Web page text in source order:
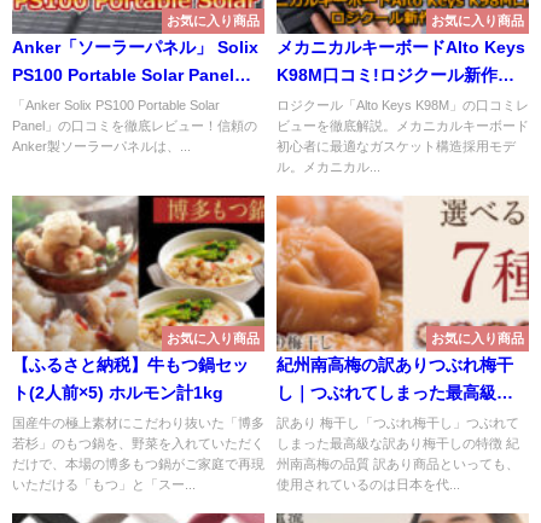
お気に入り商品
Anker「ソーラーパネル」 Solix
PS100 Portable Solar Panelレ
ビュー！
「Anker Solix PS100 Portable Solar
Panel」の口コミを徹底レビュー！信頼の
Anker製ソーラーパネルは、...
お気に入り商品
メカニカルキーボードAlto Keys
K98M口コミ!ロジクール新作の
実力
ロジクール「Alto Keys K98M」の口コミレ
ビューを徹底解説。メカニカルキーボード
初心者に最適なガスケット構造採用モデ
ル。メカニカル...
お気に入り商品
【ふるさと納税】牛もつ鍋セッ
ト(2人前×5) ホルモン計1kg
国産牛の極上素材にこだわり抜いた「博多
若杉」のもつ鍋を、野菜を入れていただく
だけで、本場の博多もつ鍋がご家庭で再現
いただける「もつ」と「スー...
お気に入り商品
紀州南高梅の訳ありつぶれ梅干
し｜つぶれてしまった最高級な
訳あり梅干し
訳あり 梅干し「つぶれ梅干し」つぶれて
しまった最高級な訳あり梅干しの特徴 紀
州南高梅の品質 訳あり商品といっても、
使用されているのは日本を代...